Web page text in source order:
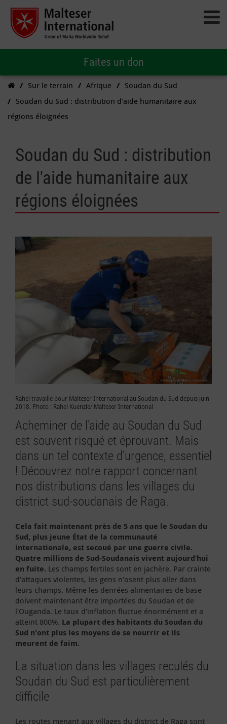
Faites un don
Sur le terrain Afrique
Soudan du Sud
Soudan du Sud : distribution d'aide humanitaire aux
régions éloignées
Soudan du Sud : distribution
de l'aide humanitaire aux
régions éloignées
Rahel travaille pour Malteser International au Soudan du Sud depuis juin
2018. Photo : Rahel Kuenzle/ Malteser International
Acheminer de l'aide au Soudan du Sud
est souvent risqué et éprouvant. Mais
dans un tel contexte d’urgence, essentiel
! Découvrez notre rapport concernant
nos distributions dans les villages du
district sud-soudanais de Raga.
Cela fait maintenant près de 5 ans que le Soudan du
Sud, plus jeune État de la communauté
internationale, est secoué par une guerre civile.
Quatre millions de Sud-Soudanais vivent aujourd’hui
en fuite. Les champs fertiles sont en jachère. Par crainte
d'attaques violentes, les gens n'osent plus aller dans
leurs champs. Même les denrées alimentaires de base
doivent maintenant être importées du Soudan et de
l'Ouganda. Le taux d'inflation fluctue énormément et a
atteint 800%. La plupart des habitants du Soudan du
Sud n'ont plus les moyens de se nourrir et ils
meurent de faim.
La situation dans les villages reculés du
Soudan du Sud est particulièrement
difficile
Les routes menant aux villages du district de Raga sont